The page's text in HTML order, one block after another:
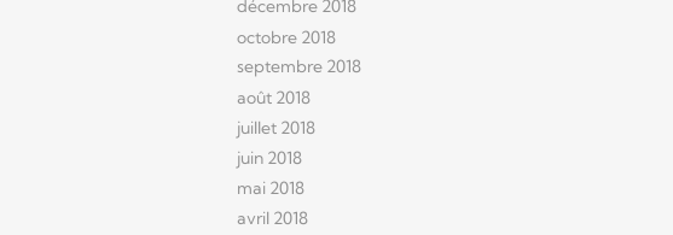
décembre 2018
octobre 2018
septembre 2018
août 2018
juillet 2018
juin 2018
mai 2018
avril 2018